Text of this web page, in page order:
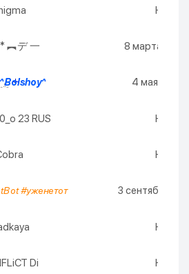
︻デ 一 8 марта 2027
^Bolshoy^ 4 мая 2027
23 RUS
#уженетот 3 сентября
Di